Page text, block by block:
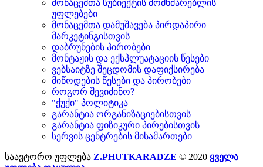
მონაცემთა სუბიექტის მომხმარებლის
უფლებები
მონაცემთა დამუშავება პირდაპირი
მარკეტინგისთვის
დაბრუნების პირობები
მონტაჟის და ექსპლუატაციის წესები
ვებსაიტზე შეცდომის დაფიქსირება
მიწოდების წესები და პირობები
როგორ შევიძინო?
"ქუქი" პოლიტიკა
გარანტია ორგანიზაციებისთვის
გარანტია ფიზიკური პირებისთვის
სერვის ცენტრების მისამართები
საავტორო უფლება Z.PHUTKARADZE © 2020 ყველა